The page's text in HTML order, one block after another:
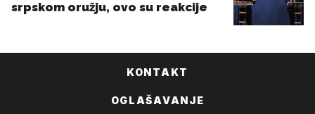
KONTAKT
OGLAŠAVANJE